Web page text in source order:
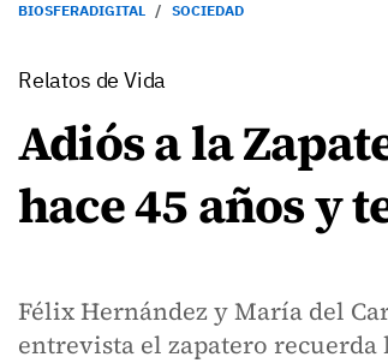
BIOSFERADIGITAL SOCIEDAD
Relatos de Vida
Adiós a la
hace 45 años y
Félix Hernández y María del
entrevista el zapatero recuerda